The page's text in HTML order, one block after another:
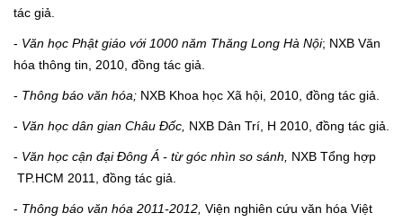
tác giả.
- Văn học Phật giáo với 1000 năm Thăng Long Hà Nội; NXB Văn
hóa thông tin, 2010, đồng tác giả.
- Thông báo văn hóa; NXB Khoa học Xã hội, 2010, đồng tác giả.
- Văn học dân gian Châu Đốc, NXB Dân Trí, H 2010, đồng tác giả.
- Văn học cận đại Đông Á - từ góc nhìn so sánh, NXB Tổng hợp
TP.HCM 2011, đồng tác giả.
- Thông báo văn hóa 2011-2012, Viện nghiên cứu văn hóa Việt